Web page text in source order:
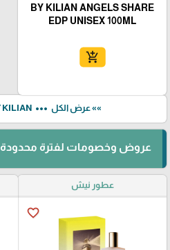
BY KILIAN ANGELS SHARE
EDP UNISEX 100ML
add_shopping_cart
»» عرض الكل more_horiz
عروض وخصومات لفترة محدودة
عطور نيش
favorite_border